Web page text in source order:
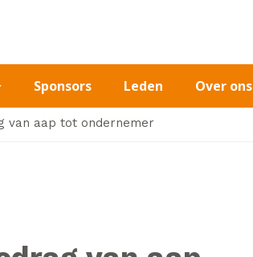
Sponsors Leden Over ons
van aap tot ondernemer